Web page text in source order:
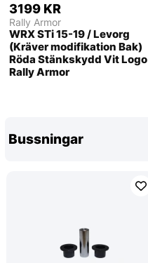
3199 KR
Rally Armor
WRX STi 15-19 / Levorg
(Kräver modifikation Bak)
Röda Stänkskydd Vit Logo
Rally Armor
Bussningar